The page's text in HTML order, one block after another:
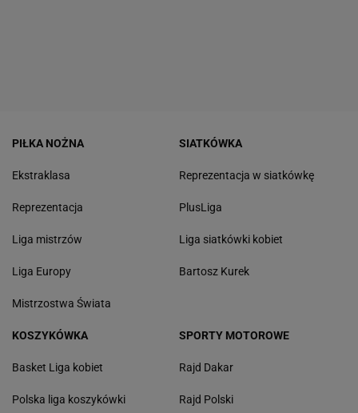
PIŁKA NOŻNA
Ekstraklasa
Reprezentacja
Liga mistrzów
Liga Europy
Mistrzostwa Świata
SIATKÓWKA
Reprezentacja w siatkówkę
PlusLiga
Liga siatkówki kobiet
Bartosz Kurek
KOSZYKÓWKA
Basket Liga kobiet
Polska liga koszykówki
SPORTY MOTOROWE
Rajd Dakar
Rajd Polski